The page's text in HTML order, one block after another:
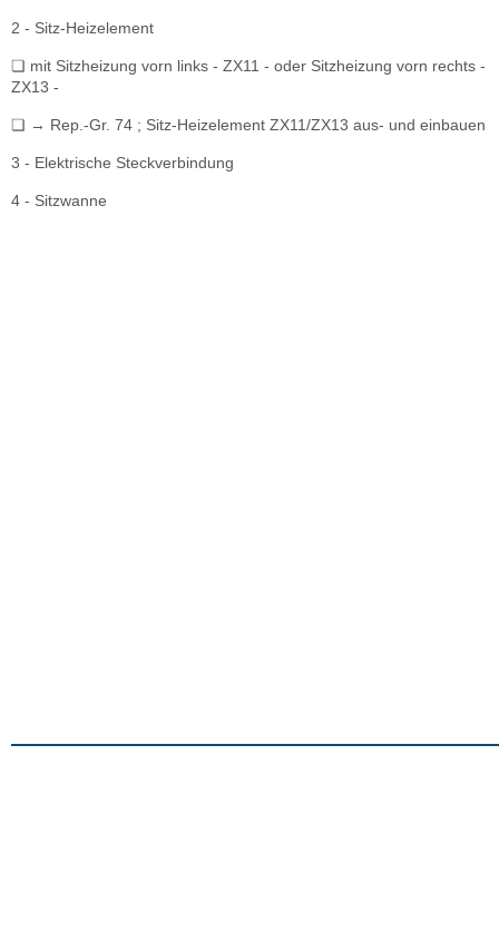
2 - Sitz-Heizelement
❏ mit Sitzheizung vorn links - ZX11 - oder Sitzheizung vorn rechts -
ZX13 -
❏ → Rep.-Gr. 74 ; Sitz-Heizelement ZX11/ZX13 aus- und einbauen
3 - Elektrische Steckverbindung
4 - Sitzwanne